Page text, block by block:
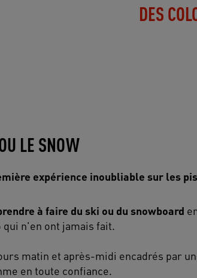
DES
LE SNOW
expérience inoubliable sur les
à faire du ski ou du snowboard
n'en ont jamais fait.
matin et après-midi encadrés par
en toute confiance.